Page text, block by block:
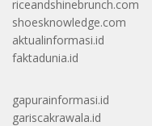
riceandshinebrunch.com
shoesknowledge.com
aktualinformasi.id
faktadunia.id
gapurainformasi.id
gariscakrawala.id